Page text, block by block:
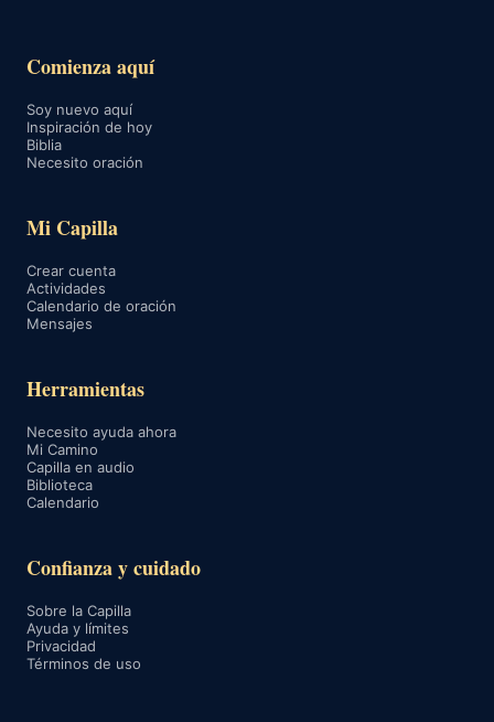
Comienza aquí
Soy nuevo aquí
Inspiración de hoy
Biblia
Necesito oración
Mi Capilla
Crear cuenta
Actividades
Calendario de oración
Mensajes
Herramientas
Necesito ayuda ahora
Mi Camino
Capilla en audio
Biblioteca
Calendario
Confianza y cuidado
Sobre la Capilla
Ayuda y límites
Privacidad
Términos de uso